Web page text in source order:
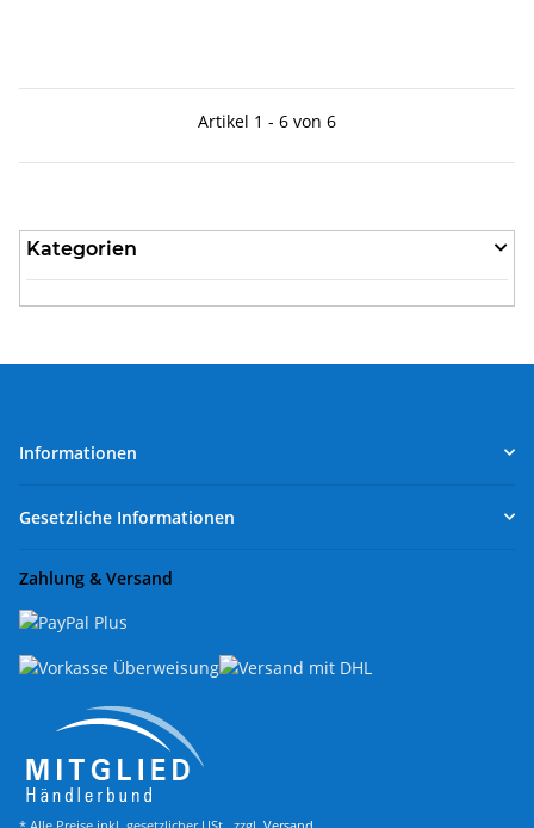
Artikel 1 - 6 von 6
Kategorien
Informationen
Gesetzliche Informationen
Zahlung & Versand